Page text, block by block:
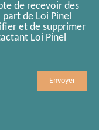
de recevoir des
de Loi Pinel
et de supprimer
Loi Pinel